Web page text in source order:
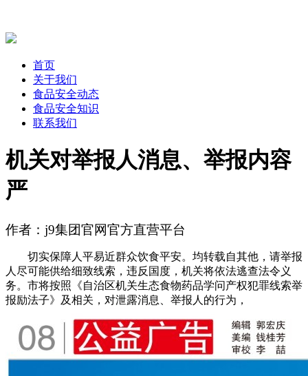
首页
关于我们
食品安全动态
食品安全知识
联系我们
机关对举报人消息、举报内容
严
作者：j9集团官网官方直营平台
切实保障人平易近群众饮食平安。均转载自其他，请举报
人尽可能供给细致线索，违反国度，机关将依法逃查法令义
务。市将按照《自治区机关生态食物药品学问产权犯罪线索举
报励法子》及相关，对泄露消息、举报人的行为，